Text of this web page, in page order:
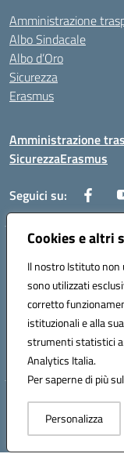
Cookies e altri
Il nostro Istituto
sono utilizzati
corretto
istituzionali e alla
strumenti statistici
Analytics Italia.
Per saperne di più
Personalizza
Amministrazione
Albo Sindacale
Albo d’Oro
Sicurezza
Erasmus
Amministrazione
SicurezzaErasmus
Seguici su:
Centralino:0885.426034
Posta elettronica
Codice fiscale:
Codice meccanografico:
Codice unico di
Hosting